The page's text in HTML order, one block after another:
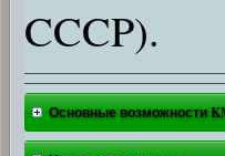
CCCP).
Основные возможности